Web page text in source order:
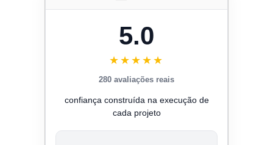
5.0
★★★★★
280 avaliações reais
confiança construída na execução de
cada projeto